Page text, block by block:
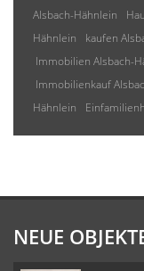
Alsbach-Hähnlein
Hähnlein
kaufen
Immobilien Alsbach-
Immobilienkauf
Hähnlein
NEUE